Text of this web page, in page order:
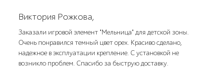
Виктория Рожкова,
Заказали игровой элемент "Мельница" для детской зоны.
Очень понравился темный цвет орех. Красиво сделано,
надежное в эксплуатации крепление. С установкой не
возникло проблем. Спасибо за быструю доставку.